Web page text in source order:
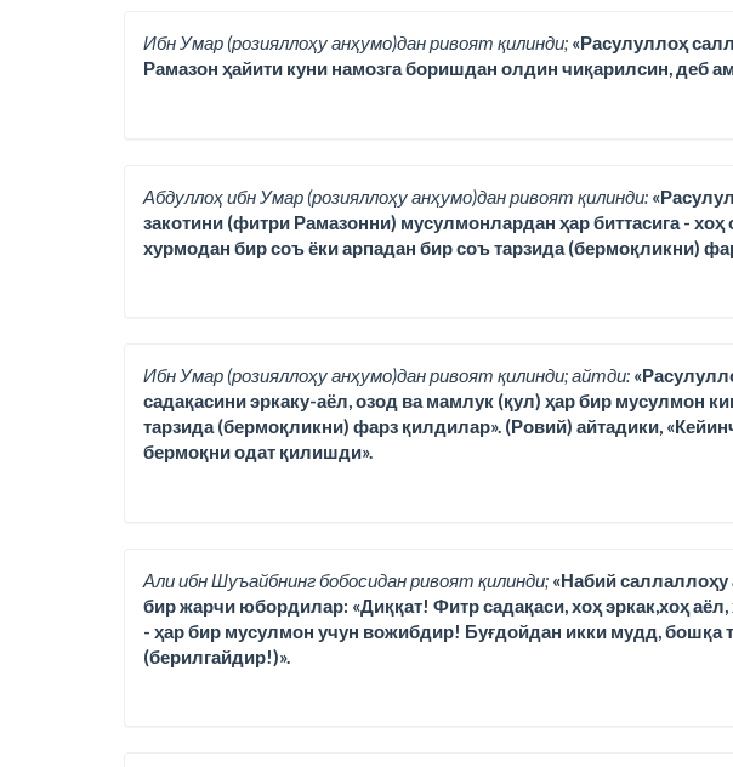
Ибн Умар (розияллоҳу анҳумо)дан ривоят қилинди; «Расулуллоҳ
Рамазон ҳайити куни намозга боришдан олдин чиқарилсин, деб
Абдуллоҳ ибн Умар (розияллоҳу анҳумо)дан ривоят қилинди:
закотини (фитри Рамазонни) мусулмонлардан ҳар биттасига - хоҳ
хурмодан бир соъ ёки арпадан бир соъ тарзида (бермоқликни)
Ибн Умар (розияллоҳу анҳумо)дан ривоят қилинди; айтди:
садақасини эркаку-аёл, озод ва мамлук (қул) ҳар бир мусулмон
тарзида (бермоқликни) фарз қилдилар». (Ровий) айтадики,
бермоқни одат қилишди».
Али ибн Шуъайбнинг бобосидан ривоят қилинди; «Набий
бир жарчи юбордилар: «Диққат! Фитр садақаси, хоҳ эркак,хоҳ аёл,
- ҳар бир мусулмон учун вожибдир! Буғдойдан икки мудд, бошқа
(берилгайдир!)».